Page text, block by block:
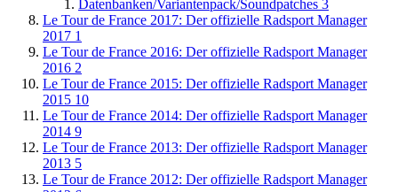
Datenbanken/Variantenpack/Soundpatches 3
Le Tour de France 2017: Der offizielle Radsport Manager
2017 1
Le Tour de France 2016: Der offizielle Radsport Manager
2016 2
Le Tour de France 2015: Der offizielle Radsport Manager
2015 10
Le Tour de France 2014: Der offizielle Radsport Manager
2014 9
Le Tour de France 2013: Der offizielle Radsport Manager
2013 5
Le Tour de France 2012: Der offizielle Radsport Manager